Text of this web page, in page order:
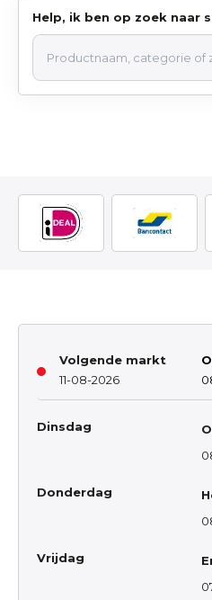
Help, ik ben op zoek naar
Volgende markt
11-08-2026
Dinsdag
Donderdag
Vrijdag